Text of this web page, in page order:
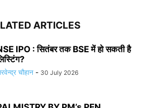
ARTICLES
IPO : सितंबर तक BSE में हो सकती है
चौहान - 30 July 2026